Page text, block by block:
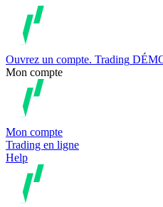
Ouvrez un compte. Trading
Mon compte
Mon compte
Trading en ligne
Help